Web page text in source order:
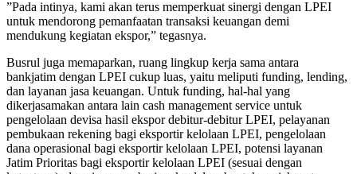
”Pada intinya, kami akan terus memperkuat sinergi dengan LPEI
untuk mendorong pemanfaatan transaksi keuangan demi
mendukung kegiatan ekspor,” tegasnya.
Busrul juga memaparkan, ruang lingkup kerja sama antara
bankjatim dengan LPEI cukup luas, yaitu meliputi funding, lending,
dan layanan jasa keuangan. Untuk funding, hal-hal yang
dikerjasamakan antara lain cash management service untuk
pengelolaan devisa hasil ekspor debitur-debitur LPEI, pelayanan
pembukaan rekening bagi eksportir kelolaan LPEI, pengelolaan
dana operasional bagi eksportir kelolaan LPEI, potensi layanan
Jatim Prioritas bagi eksportir kelolaan LPEI (sesuai dengan